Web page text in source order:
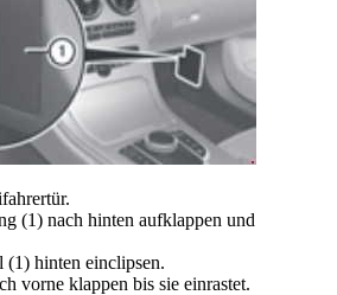
(1) nach hinten aufklappen und
(1) hinten einclipsen.
vorne klappen bis sie einrastet.